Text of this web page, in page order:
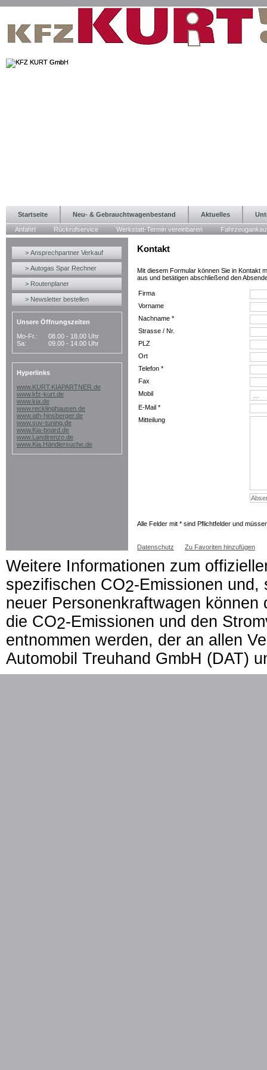
Startseite Neu- & Gebrauchtwagenbestand Aktuelles
Anfahrt Rückrufservice Werkstatt-Termin vereinbaren
> Ansprechpartner Verkauf
> Autogas Spar Rechner
> Routenplaner
> Newsletter bestellen
Unsere Öffnungszeiten
Mo-Fr.:
08.00 - 18.00 Uhr
Sa:
09.00 - 14.00 Uhr
Hyperlinks
www.KURT.KIAPARTNER.de
www.kfz-kurt.de
www.kia.de
www.recklinghausen.de
www.ath-hinsberger.de
www.suv-tuning.de
www.Kia-board.de
www.Landirenzo.de
www.Kia.Händlersuche.de
Kontakt
Mit diesem Formular können Sie in Kontakt
aus und betätigen abschließend den
Firma
Vorname
Nachname *
Strasse / Nr.
PLZ
Ort
Telefon *
Fax
Mobil
E-Mail *
Mitteilung
Alle Felder mit * sind Pflichtfelder und
Datenschutz Zu Favoriten hinzufügen
Weitere Informationen zum
spezifischen CO2-Emissionen und,
neuer Personenkraftwagen
die CO2-Emissionen und den
entnommen werden, der an allen
Automobil Treuhand GmbH (DAT)